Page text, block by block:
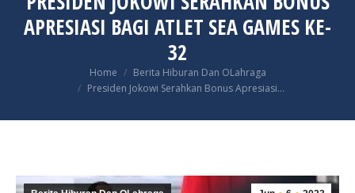
windowwindowwindowwindowwindow
APRESIASI BAGI ATLET SEA GAMES KE-
32
Home
Berita Hiburan Dan OLahraga
Presiden Jokowi Serahkan Bonus Apresiasi…